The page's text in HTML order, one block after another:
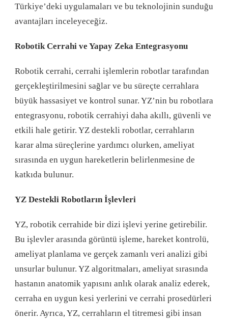
Türkiye’deki uygulamaları ve bu teknolojinin sunduğu
avantajları inceleyeceğiz.
Robotik Cerrahi ve Yapay Zeka Entegrasyonu
Robotik cerrahi, cerrahi işlemlerin robotlar tarafından
gerçekleştirilmesini sağlar ve bu süreçte cerrahlara
büyük hassasiyet ve kontrol sunar. YZ’nin bu robotlara
entegrasyonu, robotik cerrahiyi daha akıllı, güvenli ve
etkili hale getirir. YZ destekli robotlar, cerrahların
karar alma süreçlerine yardımcı olurken, ameliyat
sırasında en uygun hareketlerin belirlenmesine de
katkıda bulunur.
YZ Destekli Robotların İşlevleri
YZ, robotik cerrahide bir dizi işlevi yerine getirebilir.
Bu işlevler arasında görüntü işleme, hareket kontrolü,
ameliyat planlama ve gerçek zamanlı veri analizi gibi
unsurlar bulunur. YZ algoritmaları, ameliyat sırasında
hastanın anatomik yapısını anlık olarak analiz ederek,
cerraha en uygun kesi yerlerini ve cerrahi prosedürleri
önerir. Ayrıca, YZ, cerrahların el titremesi gibi insan